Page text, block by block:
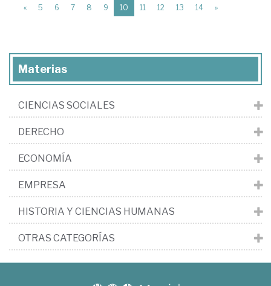
« 5 6 7 8 9 10 (current)
11 12 13 14 »
Materias
CIENCIAS SOCIALES
DERECHO
ECONOMÍA
EMPRESA
HISTORIA Y CIENCIAS HUMANAS
OTRAS CATEGORÍAS